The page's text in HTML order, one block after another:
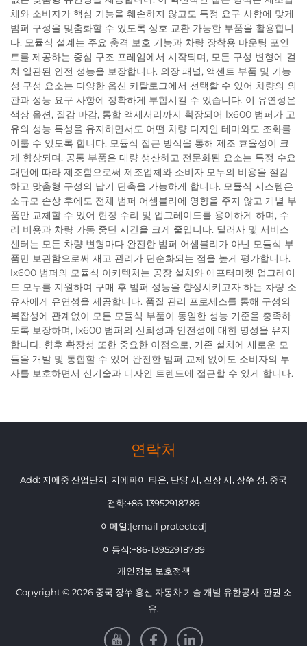
체와 소비자가 핵심 기능을 훼손하지 않고도 특정 요구 사항에 맞게
범퍼 구성을 맞춤화할 수 있도록 상호 교환 가능한 부품을 활용합니
다. 모듈식 설계는 주요 충격 보호 기능과 차량 장착용 마운팅 포인
트를 제공하는 중심 구조 프레임에서 시작되며, 모든 구성 변형에 걸
쳐 일관된 안전 성능을 보장합니다. 외장 패널, 액센트 부품 및 기능
성 구성 요소는 다양한 옵션 카탈로그에서 선택할 수 있어 차량의 외
관과 성능 요구 사항에 정확하게 부합시킬 수 있습니다. 이 유연성은
색상 옵션, 질감 마감, 통합 액세서리까지 확장되어 lx600 범퍼가 고
유의 성능 특성을 유지하면서도 어떤 차량 디자인 테마와도 조화를
이룰 수 있도록 합니다. 모듈식 접근 방식을 통해 제조 효율성이 크
게 향상되며, 공통 부품은 대량 생산하고 전문화된 요소는 특정 수요
패턴에 따라 제조함으로써 제조업체와 소비자 모두의 비용을 절감
하고 맞춤형 구성의 납기 단축을 가능하게 합니다. 모듈식 시스템은
소규모 손상 후에도 전체 범퍼 어셈블리에 영향을 주지 않고 개별 부
품만 교체할 수 있어 현장 수리 및 업그레이드를 용이하게 하며, 수
리 비용과 차량 가동 중단 시간을 크게 줄입니다. 딜러사 및 서비스
센터는 모든 차량 변형마다 완전한 범퍼 어셈블리가 아닌 모듈식 부
품만 보관함으로써 재고 관리가 단순화되는 점을 높게 평가합니다.
lx600 범퍼의 모듈식 아키텍처는 공장 설치와 애프터마켓 업그레이
드 모두를 지원하여 구매 후 범퍼 성능을 향상시키고자 하는 차량 소
유자에게 유연성을 제공합니다. 품질 관리 프로세스를 통해 구성의
복잡성에 관계없이 모든 모듈식 부품이 동일한 성능 기준을 충족하
도록 보장하며, lx600 범퍼의 신뢰성과 안전성에 대한 명성을 유지
합니다. 향후 확장성 또한 중요한 이점으로, 기존 설치에 새로운 모
듈을 개발 및 통합할 수 있어 완전한 범퍼 교체 없이도 소비자의 투
자를 보호하면서 신기술과 디자인 트렌드에 접근할 수 있게 합니다.
연락처
Add: 지에중 산업단지, 지에파이 타운, 단양 시, 진장 시, 장쑤 성, 중국
전화:+86-13952918789
이메일:[email protected]
이동식:+86-13952918789
개인정보 보호정책
Copyright © 2026 중국 장쑤 홍신 자동차 기술 개발 유한공사. 판권 소
유.